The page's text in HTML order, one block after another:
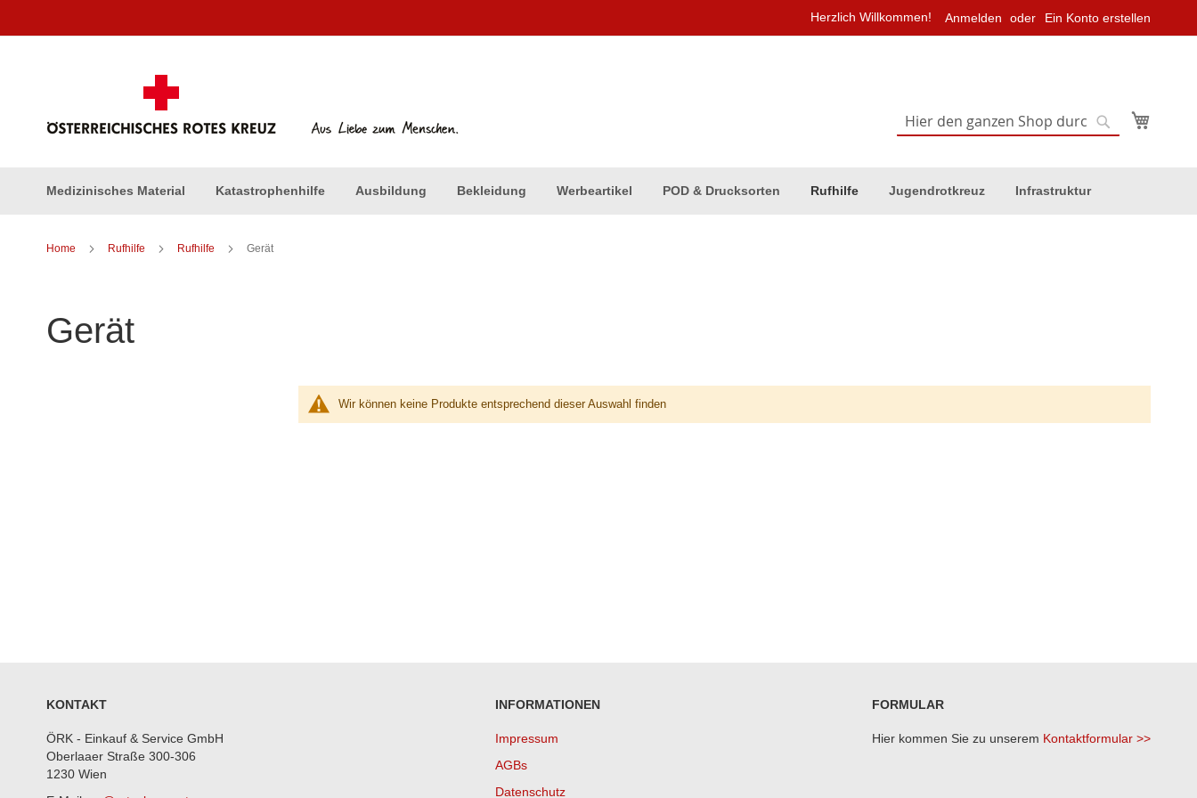
zum
Herzlich Willkommen! Anmelden Ein Konto erstellen
Suche
Medizinisches Material Katastrophenhilfe Ausbildung Bekleidung Werbeartikel POD & Drucksorten Rufhilfe Jugendrotkreuz Infrastruktur
Home Rufhilfe Rufhilfe Gerät
Gerät
Wir können keine Produkte entsprechend dieser Auswahl finden
KONTAKT
ÖRK - Einkauf & Service GmbH
Oberlaaer Straße 300-306
1230 Wien
INFORMATIONEN
Impressum
AGBs
Datenschutz
FORMULAR
Hier kommen Sie zu unserem Kontaktformular >>